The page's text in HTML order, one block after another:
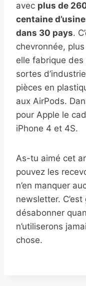
avec plus de
centaine
dans 30 pays.
chevronnée,
elle fabrique
sortes
pièces en
aux AirPods.
pour Apple le
iPhone 4 et 4S.
As-tu aimé cet
pouvez les
n’en manquer
newsletter.
désabonner
n’utiliserons
chose.